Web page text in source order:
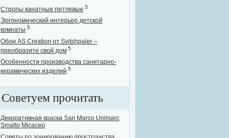
Стропы канатные петлевые 5
Эргономический интерьер детской
комнаты 5
Обои AS Creation от Svitshpaler –
преобразите свой дом 5
Особенности производства санитарно-
керамических изделий 5
Советуем прочитать
Декоративная краска San Marco Unimarc
Smalto Micaceo